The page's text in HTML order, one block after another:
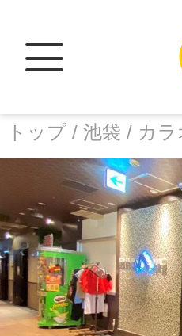
トップ / 池袋 / カ
X
加盟